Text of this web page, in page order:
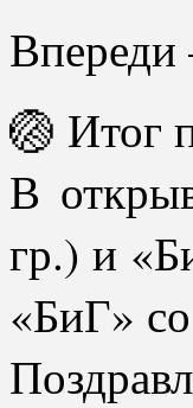
🏐 Итог
В
гр.) и
«БиГ»